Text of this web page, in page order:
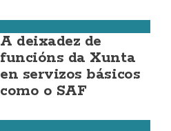
A deixadez de
funcións da Xunta
en servizos básicos
como o SAF